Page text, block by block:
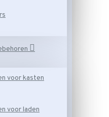
voor kasten
voor laden